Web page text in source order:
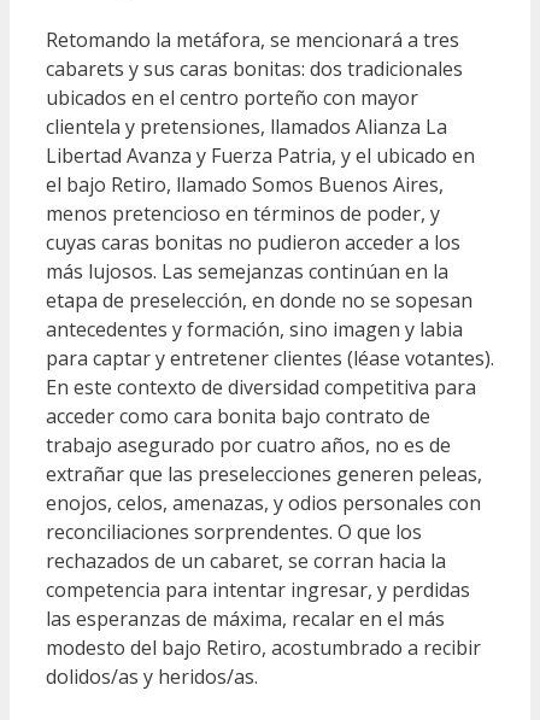
Retomando la metáfora, se mencionará a tres
cabarets y sus caras bonitas: dos tradicionales
ubicados en el centro porteño con mayor
clientela y pretensiones, llamados Alianza La
Libertad Avanza y Fuerza Patria, y el ubicado en
el bajo Retiro, llamado Somos Buenos Aires,
menos pretencioso en términos de poder, y
cuyas caras bonitas no pudieron acceder a los
más lujosos. Las semejanzas continúan en la
etapa de preselección, en donde no se sopesan
antecedentes y formación, sino imagen y labia
para captar y entretener clientes (léase votantes).
En este contexto de diversidad competitiva para
acceder como cara bonita bajo contrato de
trabajo asegurado por cuatro años, no es de
extrañar que las preselecciones generen peleas,
enojos, celos, amenazas, y odios personales con
reconciliaciones sorprendentes. O que los
rechazados de un cabaret, se corran hacia la
competencia para intentar ingresar, y perdidas
las esperanzas de máxima, recalar en el más
modesto del bajo Retiro, acostumbrado a recibir
dolidos/as y heridos/as.